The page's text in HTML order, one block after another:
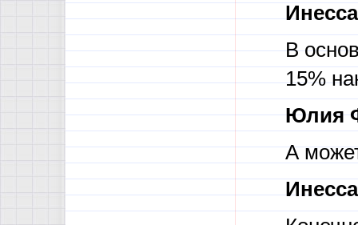
В
15%
Юлия
А